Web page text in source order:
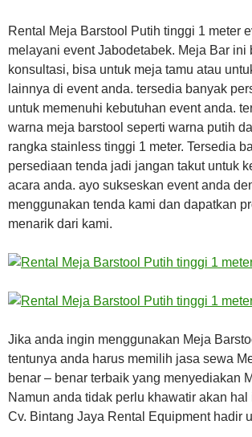
Rental Meja Barstool Putih tinggi 1 meter
melayani event Jabodetabek. Meja Bar ini
konsultasi, bisa untuk meja tamu atau
lainnya di event anda. tersedia banyak
untuk memenuhi kebutuhan event anda.
warna meja barstool seperti warna putih
rangka stainless tinggi 1 meter. Tersedia
persediaan tenda jadi jangan takut untuk
acara anda. ayo sukseskan event anda
menggunakan tenda kami dan dapatkan
menarik dari kami.
Jika anda ingin menggunakan Meja
tentunya anda harus memilih jasa sewa
benar – benar terbaik yang menyediakan
Namun anda tidak perlu khawatir akan hal
Cv. Bintang Jaya Rental Equipment hadir